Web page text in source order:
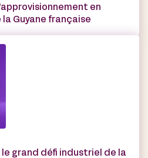
en
Guyane française
grand défi industriel de la